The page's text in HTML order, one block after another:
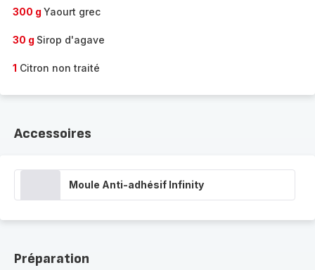
300 g Yaourt grec
30 g Sirop d'agave
1 Citron non traité
Accessoires
Moule Anti-adhésif Infinity
Préparation